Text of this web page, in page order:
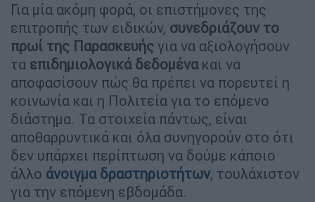
Για μία ακόμη φορά, οι επιστήμονες της
επιτροπής των ειδικών, συνεδριάζουν το
πρωί της Παρασκευής για να αξιολογήσουν
τα επιδημιολογικά δεδομένα και να
αποφασίσουν πώς θα πρέπει να πορευτεί η
κοινωνία και η Πολιτεία για το επόμενο
διάστημα. Τα στοιχεία πάντως, είναι
αποθαρρυντικά και όλα συνηγορούν στο ότι
δεν υπάρχει περίπτωση να δούμε κάποιο
άλλο άνοιγμα δραστηριοτήτων, τουλάχιστον
για την επόμενη εβδομάδα.